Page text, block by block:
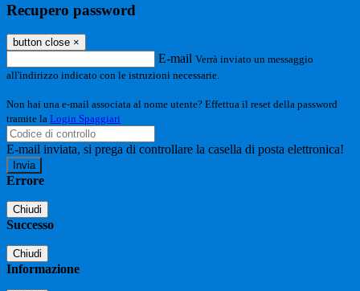
Recupero password
button close ×
E-mail Verrà inviato un messaggio
all'indirizzo indicato con le istruzioni necessarie.
Non hai una e-mail associata al nome utente? Effettua il reset della password
tramite la Login Spaggiari
E-mail inviata, si prega di controllare la casella di posta elettronica!
Errore
Chiudi
Successo
Chiudi
Informazione